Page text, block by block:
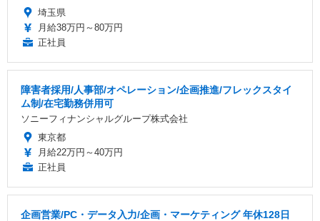
埼玉県
月給38万円～80万円
正社員
障害者採用/人事部/オペレーション/企画推進/フレックスタイ
ム制/在宅勤務併用可
ソニーフィナンシャルグループ株式会社
東京都
月給22万円～40万円
正社員
企画営業/PC・データ入力/企画・マーケティング 年休128日